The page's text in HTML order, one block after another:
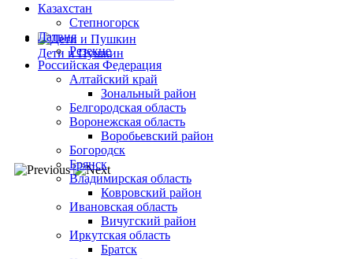
Дети и Пушкин
Казахстан
Степногорск
Латвия
Резекне
Российская Федерация
Алтайский край
Зональный район
Белгородская область
Воронежская область
Воробьевский район
Богородск
Брянск
Владимирская область
Ковровский район
Ивановская область
Вичугский район
Иркутская область
Братск